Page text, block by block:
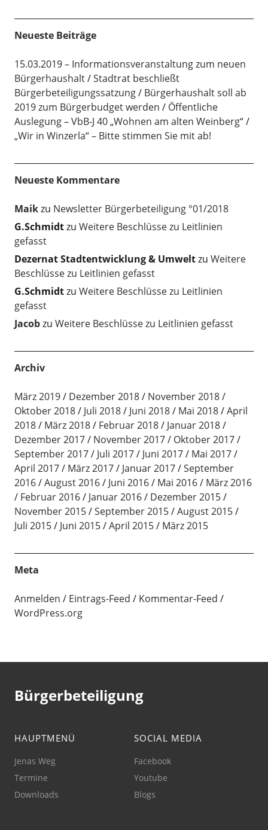
Neueste Beiträge
15.03.2019 – Informationsveranstaltung zum neuen
Bürgerhaushalt
Stadtrat beschließt
Bürgerbeteiligungssatzung
Bürgerhaushalt soll ab
2019 zum Bürgerbudget werden
Öffentliche
Auslegung – VbB-J 40 „Wohnen am alten Weinberg“
„Wir in Winzerla“ – Bitte stimmen Sie mit ab!
Neueste Kommentare
Maikzu Newsletter Bürgerbeteiligung °01/2018
G.Schmidtzu Weitere Beschlüsse zu Leitlinien
gefasst
Dezernat Stadtentwicklung & Umweltzu Weitere
Beschlüsse zu Leitlinien gefasst
G.Schmidtzu Weitere Beschlüsse zu Leitlinien
gefasst
Jacobzu Weitere Beschlüsse zu Leitlinien gefasst
Archiv
März 2019 Dezember 2018
November 2018
Oktober 2018
Juli 2018 Juni 2018 Mai 2018
April
2018
März 2018 Februar 2018
Januar 2018
Dezember 2017
November 2017
Oktober 2017
September 2017
Juli 2017 Juni 2017
Mai 2017
April 2017
März 2017 Januar 2017
September
2016
August 2016 Juni 2016 Mai 2016
März 2016
Februar 2016
Januar 2016
Dezember 2015
November 2015
September 2015
August 2015
Juli 2015
Juni 2015 April 2015 März 2015
Meta
Anmelden Eintrags-Feed
Kommentar-Feed
WordPress.org
Bürgerbeteiligung
HAUPTMENÜ
Jenas Weg
Termine
Downloads
SOCIAL MEDIA
Facebook
Youtube
Blogs